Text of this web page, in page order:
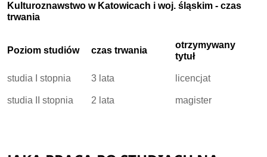
Kulturoznawstwo w Katowicach i woj. śląskim - czas
trwania
Poziom studiów czas trwania
otrzymywany
tytuł
studia I stopnia 3 lata licencjat
studia II stopnia 2 lata magister